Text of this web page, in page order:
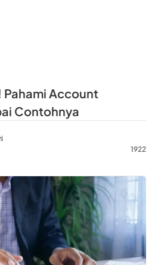
Pahami Account
Contohnya
1922